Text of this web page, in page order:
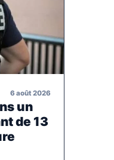
6 août 2026
un
de 13